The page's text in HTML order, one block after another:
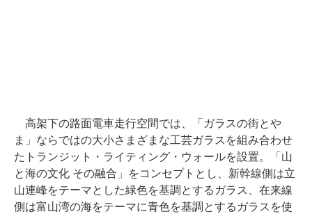
高架下の路面電車走行空間では、「ガラスの街とや
ま」ならではの大小さまざまな工芸ガラスを組み合わせ
たトランジット・ライティング・ウォールを設置。「山
と海の文化 その融合」をコンセプトとし、新幹線側は立
山連峰をテーマとした緑色を基調とするガラス、在来線
側は富山湾の海をテーマに青色を基調とするガラスを使